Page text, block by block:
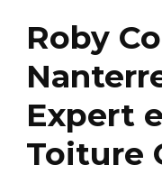
Roby
Expert
Toiture